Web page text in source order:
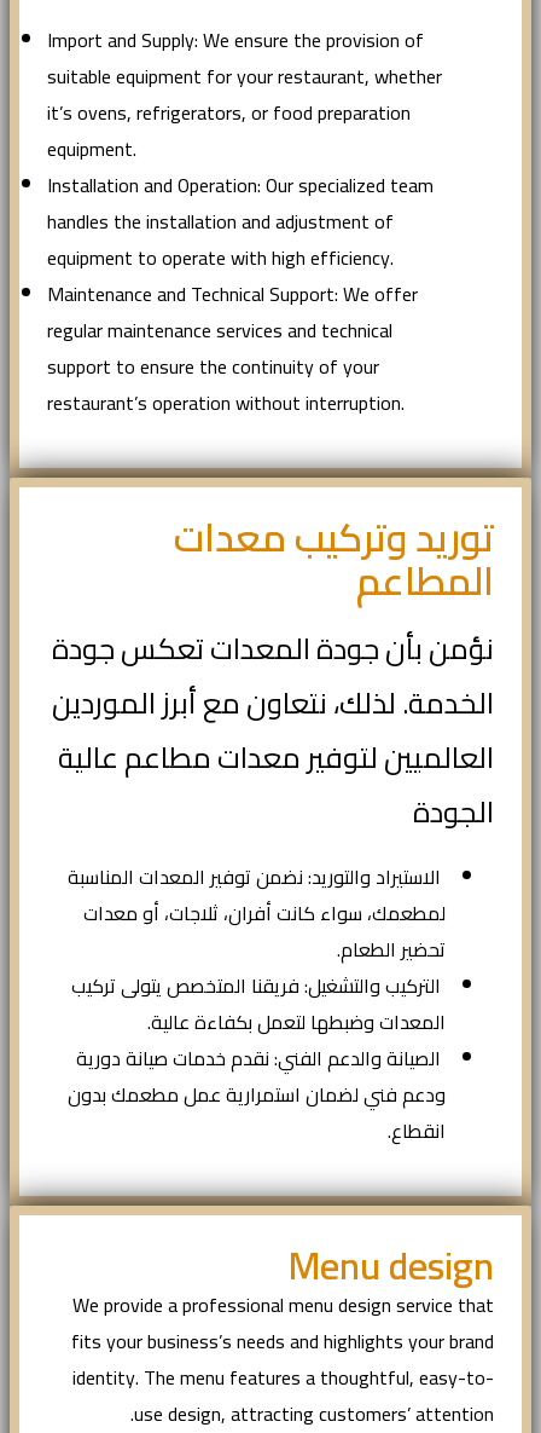
Import and Supply: We ensure the provision of
suitable equipment for your restaurant, whether
it’s ovens, refrigerators, or food preparation
equipment.
Installation and Operation: Our specialized team
handles the installation and adjustment of
equipment to operate with high efficiency.
Maintenance and Technical Support: We offer
regular maintenance services and technical
support to ensure the continuity of your
restaurant’s operation without interruption.
توريد وتركيب معدات
المطاعم
نؤمن بأن جودة المعدات تعكس جودة
الخدمة. لذلك، نتعاون مع أبرز الموردين
العالميين لتوفير معدات مطاعم عالية
الجودة
الاستيراد والتوريد: نضمن توفير المعدات المناسبة
لمطعمك، سواء كانت أفران، ثلاجات، أو معدات
تحضير الطعام.
التركيب والتشغيل: فريقنا المتخصص يتولى تركيب
المعدات وضبطها لتعمل بكفاءة عالية.
الصيانة والدعم الفني: نقدم خدمات صيانة دورية
ودعم فني لضمان استمرارية عمل مطعمك بدون
انقطاع.
Menu design
We provide a professional menu design service that
fits your business’s needs and highlights your brand
identity. The menu features a thoughtful, easy-to-
use design, attracting customers’ attention.